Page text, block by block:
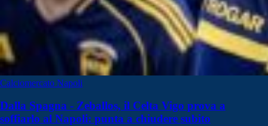
Calciomercato Napoli
Dalla Spagna - Zeballos, il Celta Vigo prova a
soffiarlo al Napoli: punta a chiudere subito